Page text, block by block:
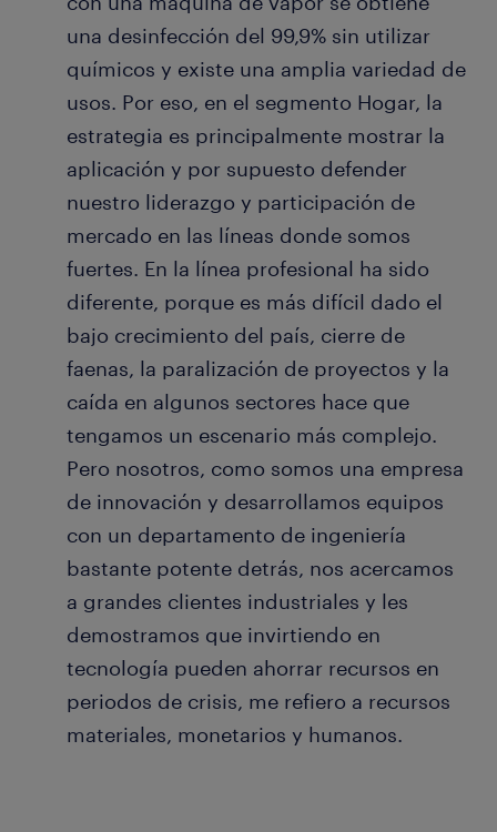
una desinfección del 99,9% sin utilizar
químicos y existe una amplia variedad de
usos. Por eso, en el segmento Hogar, la
estrategia es principalmente mostrar la
aplicación y por supuesto defender
nuestro liderazgo y participación de
mercado en las líneas donde somos
fuertes. En la línea profesional ha sido
diferente, porque es más difícil dado el
bajo crecimiento del país, cierre de
faenas, la paralización de proyectos y la
caída en algunos sectores hace que
tengamos un escenario más complejo.
Pero nosotros, como somos una empresa
de innovación y desarrollamos equipos
con un departamento de ingeniería
bastante potente detrás, nos acercamos
a grandes clientes industriales y les
demostramos que invirtiendo en
tecnología pueden ahorrar recursos en
periodos de crisis, me refiero a recursos
materiales, monetarios y humanos.